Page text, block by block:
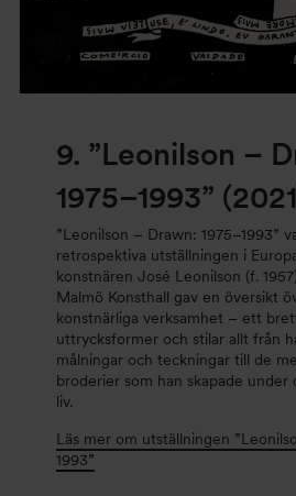
9. ”Leonilson –
1975–1993”
”Leonilson – Drawn: 1975–1993”
retrospektiva utställningen i
konstnären José Leonilson (f.
Malmö Konsthall gav en översikt
konstnärliga verksamhet – ett
uttrycksformer och stilar allt från
målningar och teckningar till de
broderier som han skapade under
liv.
Läs mer om utställningen
1993”